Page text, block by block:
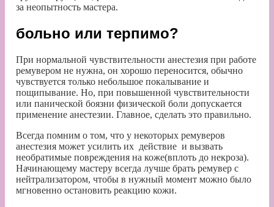
за неопытность мастера.
больно или терпимо?
При нормальной чувствительности анестезия при работе
ремувером не нужна, он хорошо переносится, обычно
чувствуется только небольшое покалывание и
пощипывание. Но, при повышенной чувствительности
или панической боязни физической боли допускается
применение анестезии. Главное, сделать это правильно.
Всегда помним о том, что у некоторых ремуверов
анестезия может усилить их действие и вызвать
необратимые повреждения на коже(вплоть до некроза).
Начинающему мастеру всегда лучше брать ремувер с
нейтрализатором, чтобы в нужный момент можно было
мгновенно остановить реакцию кожи.